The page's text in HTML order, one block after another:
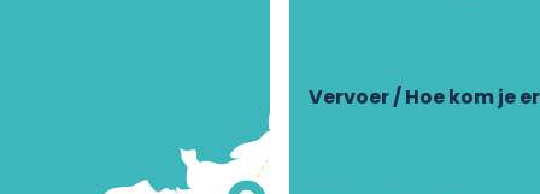
Vervoer / Hoe kom je